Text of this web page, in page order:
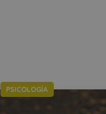
PSICOLOGÍA